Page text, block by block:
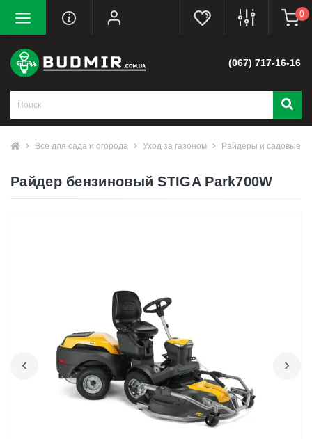
0
(067) 717-16-16
Все для сада и огорода Уход за газоном Райдеры и садовые
Райдер бензиновый STIGA Park700W
‹ ›